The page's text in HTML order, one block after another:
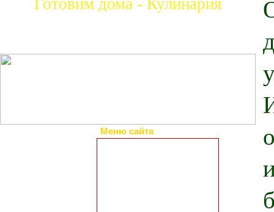
Готовим дома - Кулинария
Меню сайта